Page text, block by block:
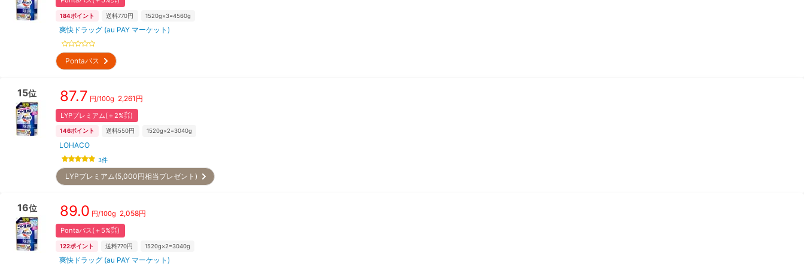
184ポイント 送料770円 1520g×3=4560g
爽快ドラッグ (au PAY マーケット)
Pontaパス
15位 87.7 円/100g 2,261 円
LYPプレミアム(＋2%㌽)
146ポイント 送料550円 1520g×2=3040g
LOHACO
3件
LYPプレミアム(5,000円相当プレゼント)
16位 89.0 円/100g 2,058円
Pontaパス(＋5%㌽)
122ポイント 送料770円 1520g×2=3040g
爽快ドラッグ (au PAY マーケット)